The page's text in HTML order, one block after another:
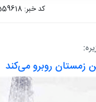
کد خبر: 559618
زمستان روبرو می‌کند